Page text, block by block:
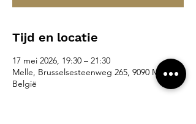
Tijd en locatie
17 mei 2026, 19:30 – 21:30
Melle, Brusselsesteenweg 265, 9090 Melle,
België